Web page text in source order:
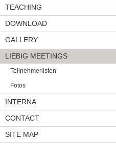
TEACHING
DOWNLOAD
GALLERY
LIEBIG MEETINGS
Teilnehmerlisten
Fotos
INTERNA
CONTACT
SITE MAP